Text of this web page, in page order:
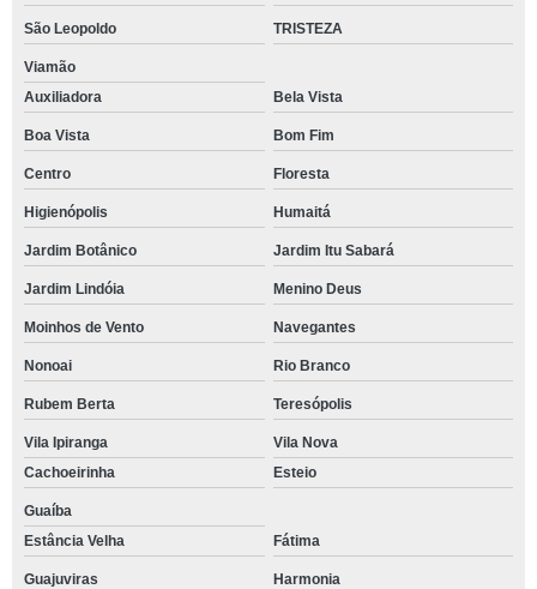
São Leopoldo TRISTEZA
Viamão
Auxiliadora
Bela Vista
Boa Vista Bom Fim
Centro Floresta
Higienópolis Humaitá
Jardim Botânico Jardim Itu Sabará
Jardim Lindóia Menino Deus
Moinhos de Vento Navegantes
Nonoai Rio Branco
Rubem Berta Teresópolis
Vila Ipiranga
Vila Nova
Cachoeirinha
Esteio
Guaíba
Estância Velha
Fátima
Guajuviras Harmonia